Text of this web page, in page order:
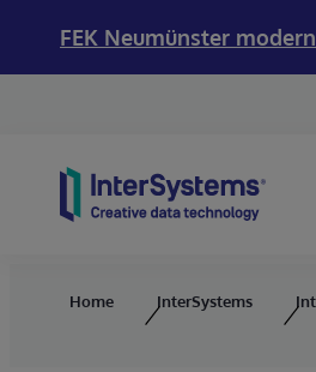
FEK Neumünster
Home InterSystems